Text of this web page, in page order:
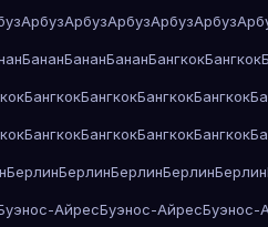
АрбузАрбузАрбузАрбузАрбуз
БананБананБананБангкокБангкок
БангкокБангкокБангкокБангкок
БангкокБангкокБангкокБангкок
БерлинБерлинБерлинБерлинБерлин
АйресБуэнос-АйресБуэнос-